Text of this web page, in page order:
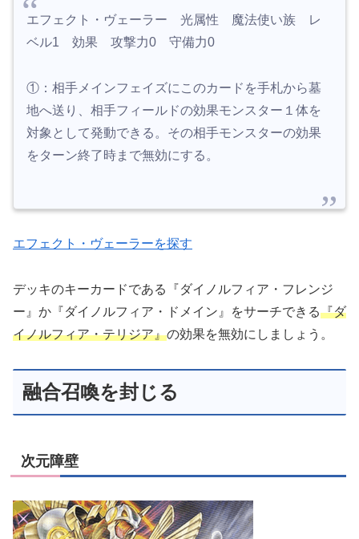
エフェクト・ヴェーラー 光属性 魔法使い族 レ
ベル1 効果 攻撃力0 守備力0
①：相手メインフェイズにこのカードを手札から墓
地へ送り、相手フィールドの効果モンスター１体を
対象として発動できる。その相手モンスターの効果
をターン終了時まで無効にする。
エフェクト・ヴェーラーを探す
デッキのキーカードである『ダイノルフィア・フレンジ
ー』か『ダイノルフィア・ドメイン』をサーチできる『ダ
イノルフィア・テリジア』の効果を無効にしましょう。
融合召喚を封じる
次元障壁